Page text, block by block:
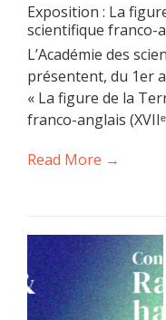
Exposition : La
scientifique franco-
L’Académie des
présentent, du 1er
« La figure de la
franco-anglais
Read More →